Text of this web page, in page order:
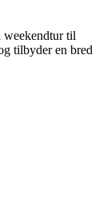
weekendtur til
tilbyder en bred